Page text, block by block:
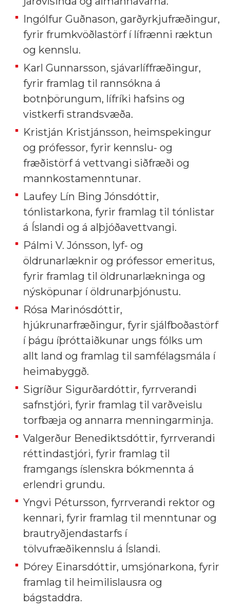
Ingólfur Guðnason, garðyrkjufræðingur,
fyrir frumkvöðlastörf í lífrænni ræktun
og kennslu.
Karl Gunnarsson, sjávarlíffræðingur,
fyrir framlag til rannsókna á
botnþörungum, lífríki hafsins og
vistkerfi strandsvæða.
Kristján Kristjánsson, heimspekingur
og prófessor, fyrir kennslu- og
fræðistörf á vettvangi siðfræði og
mannkostamenntunar.
Laufey Lín Bing Jónsdóttir,
tónlistarkona, fyrir framlag til tónlistar
á Íslandi og á alþjóðavettvangi.
Pálmi V. Jónsson, lyf- og
öldrunarlæknir og prófessor emeritus,
fyrir framlag til öldrunarlækninga og
nýsköpunar í öldrunarþjónustu.
Rósa Marinósdóttir,
hjúkrunarfræðingur, fyrir sjálfboðastörf
í þágu íþróttaiðkunar ungs fólks um
allt land og framlag til samfélagsmála í
heimabyggð.
Sigríður Sigurðardóttir, fyrrverandi
safnstjóri, fyrir framlag til varðveislu
torfbæja og annarra menningarminja.
Valgerður Benediktsdóttir, fyrrverandi
réttindastjóri, fyrir framlag til
framgangs íslenskra bókmennta á
erlendri grundu.
Yngvi Pétursson, fyrrverandi rektor og
kennari, fyrir framlag til menntunar og
brautryðjendastarfs í
tölvufræðikennslu á Íslandi.
Þórey Einarsdóttir, umsjónarkona, fyrir
framlag til heimilislausra og
bágstaddra.